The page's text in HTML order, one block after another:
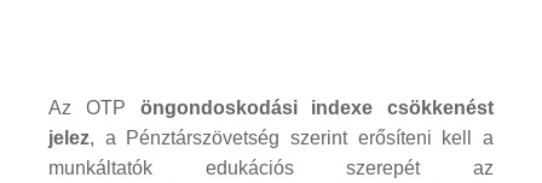
Az OTP öngondoskodási indexe csökkenést
jelez, a Pénztárszövetség szerint erősíteni kell a
munkáltatók edukációs szerepét az